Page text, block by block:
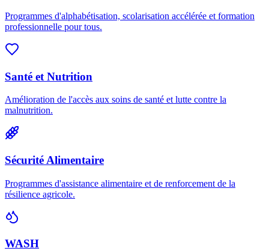
Programmes d'alphabétisation, scolarisation accélérée et formation
professionnelle pour tous.
Santé et Nutrition
Amélioration de l'accès aux soins de santé et lutte contre la
malnutrition.
Sécurité Alimentaire
Programmes d'assistance alimentaire et de renforcement de la
résilience agricole.
WASH